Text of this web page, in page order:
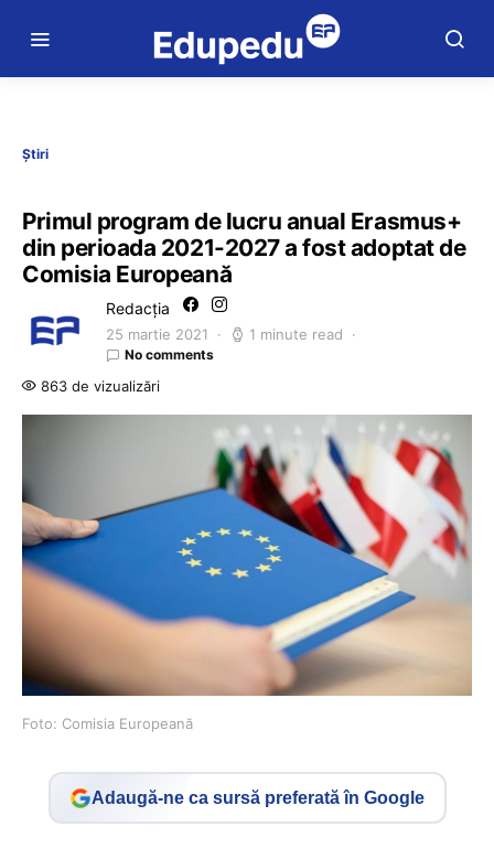
Știri
Primul program de lucru anual Erasmus+
din perioada 2021-2027 a fost adoptat de
Comisia Europeană
Redacția
25 martie 2021 1 minute read
No comments
863 de vizualizări
Foto: Comisia Europeană
Adaugă-ne ca sursă preferată în Google